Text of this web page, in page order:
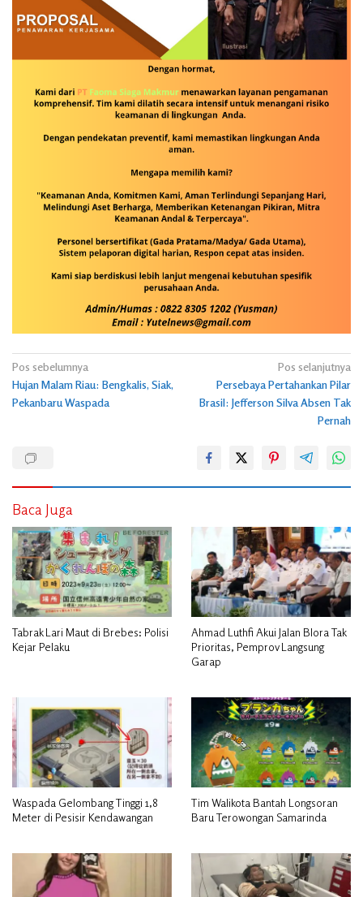
Navigasi
pos
Pos sebelumnya
Hujan Malam Riau: Bengkalis, Siak,
Pekanbaru Waspada
Pos selanjutnya
Persebaya Pertahankan Pilar
Brasil: Jefferson Silva Absen Tak
Pernah
Baca Juga
Tabrak Lari Maut di Brebes: Polisi
Kejar Pelaku
Ahmad Luthfi Akui Jalan Blora Tak
Prioritas, Pemprov Langsung
Garap
Waspada Gelombang Tinggi 1,8
Meter di Pesisir Kendawangan
Tim Walikota Bantah Longsoran
Baru Terowongan Samarinda